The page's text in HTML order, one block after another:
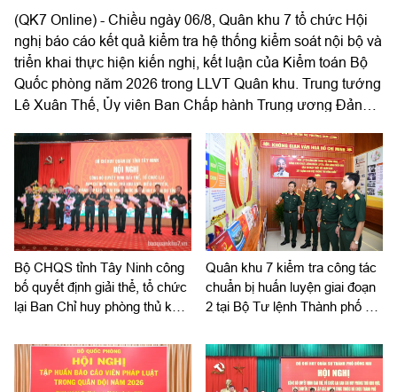
(QK7 Online) - Chiều ngày 06/8, Quân khu 7 tổ chức Hội
nghị báo cáo kết quả kiểm tra hệ thống kiểm soát nội bộ và
triển khai thực hiện kiến nghị, kết luận của Kiểm toán Bộ
Quốc phòng năm 2026 trong LLVT Quân khu. Trung tướng
Lê Xuân Thế, Ủy viên Ban Chấp hành Trung ương Đảng,
lệnh Quân khu chủ trì hội nghị.
Bộ CHQS tỉnh Tây Ninh công
bố quyết định giải thể, tổ chức
lại Ban Chỉ huy phòng thủ khu
Quân khu 7 kiểm tra công tác
chuẩn bị huấn luyện giai đoạn
2 tại Bộ Tư lệnh Thành phố Hồ